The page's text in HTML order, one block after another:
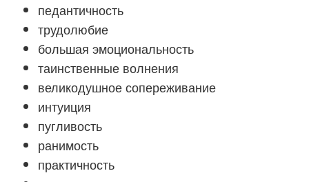
педантичность
трудолюбие
большая эмоциональность
таинственные волнения
великодушное сопереживание
интуиция
пугливость
ранимость
практичность